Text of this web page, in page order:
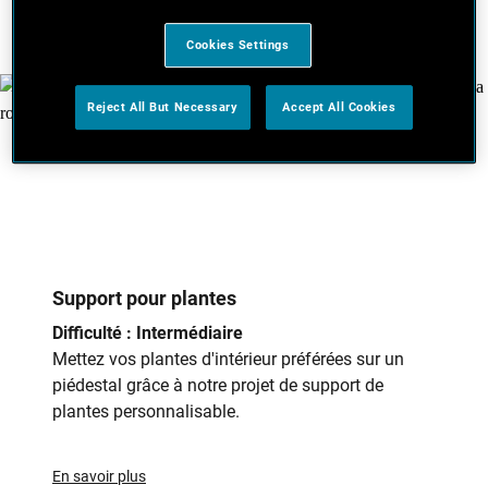
Support pour plantes
Difficulté : Intermédiaire
Mettez vos plantes d'intérieur préférées sur un
piédestal grâce à notre projet de support de
plantes personnalisable.
En savoir plus
Cookies Settings
Reject All But Necessary Accept All Cookies